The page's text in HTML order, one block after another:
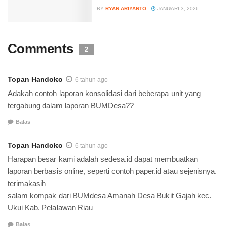
BY RYAN ARIYANTO JANUARI 3, 2026
Comments 2
Topan Handoko 6 tahun ago
Adakah contoh laporan konsolidasi dari beberapa unit yang
tergabung dalam laporan BUMDesa??
Balas
Topan Handoko 6 tahun ago
Harapan besar kami adalah sedesa.id dapat membuatkan
laporan berbasis online, seperti contoh paper.id atau sejenisnya.
terimakasih
salam kompak dari BUMdesa Amanah Desa Bukit Gajah kec.
Ukui Kab. Pelalawan Riau
Balas